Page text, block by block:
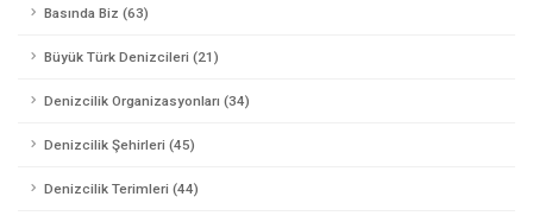
Basında Biz (63)
Büyük Türk Denizcileri (21)
Denizcilik Organizasyonları (34)
Denizcilik Şehirleri (45)
Denizcilik Terimleri (44)